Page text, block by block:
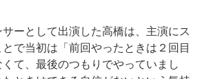
ーとして出演した高橋は、主演にス
で当初は「前回やったときは２回目
て、最後のつもりでやっていまし